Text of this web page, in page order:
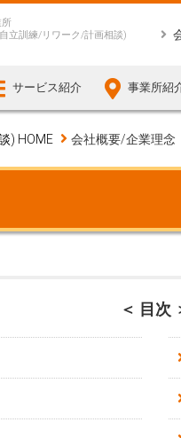
所
立訓練/リワーク/計画相談)
サービス紹介 事業所紹
) HOME 会社概要/企業理念
＜ 目次